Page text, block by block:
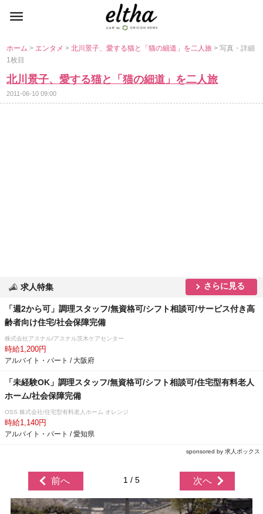
ホーム> エンタメ>北川景子、愛する猫と「猫の細道」を二人旅> 写真・詳細
1枚目
北川景子、愛する猫と「猫の細道」を二人旅
2011-06-10 09:00
求人特集 さらに見る
「週2から可」調理スタッフ/無資格可/シフト相談可/サービス付き高
齢者向け住宅/社会保障完備
株式会社アスナル/アスナル茨木ケアセンター
時給1,200円
アルバイト・パート / 大阪府
「未経験OK」調理スタッフ/無資格可/シフト相談可/住宅型有料老人
ホーム/社会保障完備
OSS 株式会社/住宅型有料老人ホーム オレンジ
時給1,140円
アルバイト・パート / 愛知県
sponsored by 求人ボックス
前へ 1 / 5 次へ